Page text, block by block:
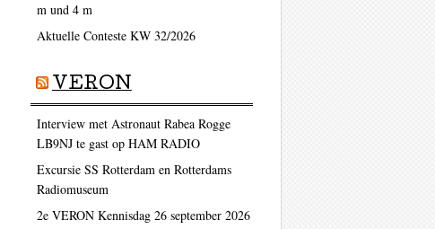
m und 4 m
Aktuelle Conteste KW 32/2026
VERON
Interview met Astronaut Rabea Rogge
LB9NJ te gast op HAM RADIO
Excursie SS Rotterdam en Rotterdams
Radiomuseum
2e VERON Kennisdag 26 september 2026